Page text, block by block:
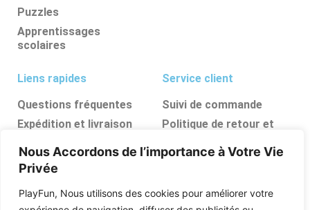
Nous Accordons de l’importance à Votre Vie
Privée
PlayFun, Nous utilisons des cookies pour améliorer votre
Puzzles
Apprentissages
scolaires
Liens rapides
Questions fréquentes
Expédition et livraison
remboursements
Ressources, conseils et
astuces
Service client
Suivi de commande
Politique de retour et
FAQ